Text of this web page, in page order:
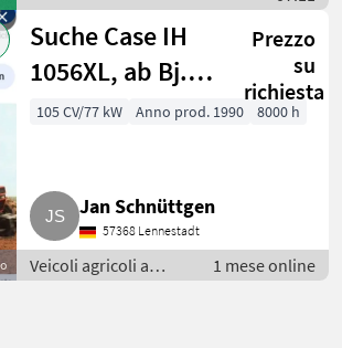
Annunci
motore / Case IH
Suche Case IH
1056XL, ab Bj.
1990
Prezzo
su
richiesta
105 CV/77 kW Anno prod. 1990 8000 h
Jan Schnüttgen
57368 Lennestadt
Veicoli agricoli a
motore / Caricatore
1 mese online